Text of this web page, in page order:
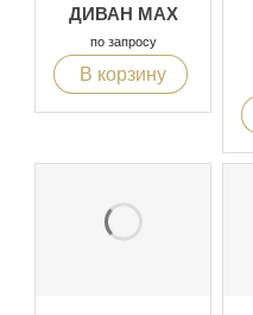
ДИВАН MAX
по запросу
В корзину